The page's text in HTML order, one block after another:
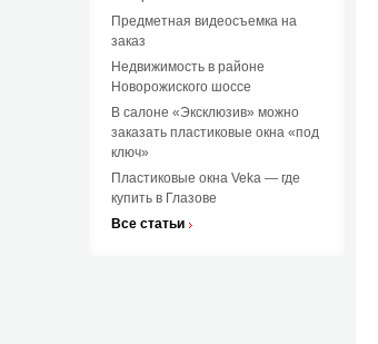
Предметная видеосъемка на
заказ
Недвижимость в районе
Новорожиского шоссе
В салоне «Эксклюзив» можно
заказать пластиковые окна «под
ключ»
Пластиковые окна Veka — где
купить в Глазове
Все статьи